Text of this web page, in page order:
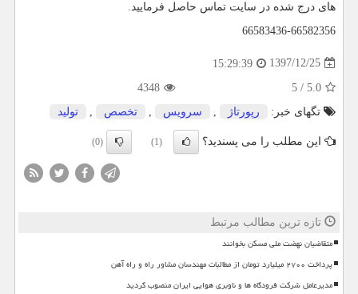
های درج شده در سایت تماس حاصل فرمایید.
66583436-66582356
1397/12/25
15:29:39
5.0
/
5
4348
تگهای خبر:
رپورتاژ سرویس تخصص تولید
این مطلب را می پسندید؟ (1)
(0)
تازه ترین مطالب مرتبط
متقاضیان نهضت ملی مسکن بخوانند
پرداخت ۲۷۰۰ میلیارد تومان از مطالبات مهندسان مشاور راه و راه آهن
مدیرعامل شرکت فرودگاه ها و ناوبری هوایی ایران منصوب گردید